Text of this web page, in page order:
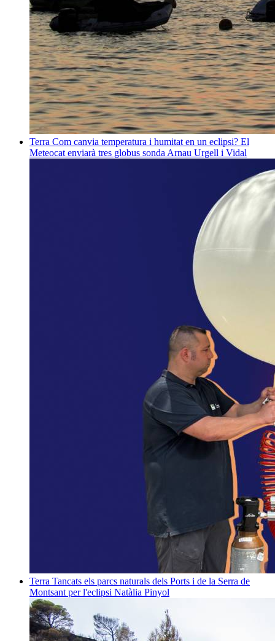
Terra Com canvia temperatura i humitat en un eclipsi? El
Meteocat enviarà tres globus sonda Arnau Urgell i Vidal
Terra Tancats els parcs naturals dels Ports i de la Serra de
Montsant per l'eclipsi Natàlia Pinyol